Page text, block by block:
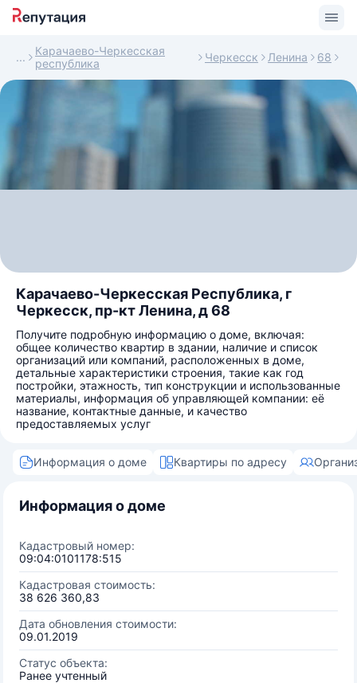
Карачаево-Черкесская
республика
Черкесск Ленина 68
Карачаево-Черкесская Республика, г
Черкесск, пр-кт Ленина, д 68
Получите подробную информацию о доме, включая:
общее количество квартир в здании, наличие и список
организаций или компаний, расположенных в доме,
детальные характеристики строения, такие как год
постройки, этажность, тип конструкции и использованные
материалы, информация об управляющей компании: её
название, контактные данные, и качество
предоставляемых услуг
Информация о доме Квартиры по адресу
Информация о доме
Кадастровый номер:
09:04:0101178:515
Кадастровая стоимость:
38 626 360,83
Дата обновления стоимости:
09.01.2019
Статус объекта:
Ранее учтенный